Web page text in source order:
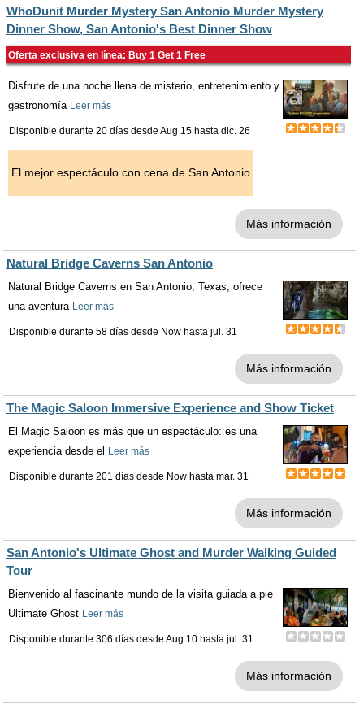
WhoDunit Murder Mystery San Antonio Murder Mystery
Dinner Show, San Antonio's Best Dinner Show
Oferta exclusiva en línea: Buy 1 Get 1 Free
Disfrute de una noche llena de misterio, entretenimiento y
gastronomía Leer más
Disponible durante 20 días desde Aug 15 hasta dic. 26
El mejor espectáculo con cena de San Antonio
Más información
Natural Bridge Caverns San Antonio
Natural Bridge Caverns en San Antonio, Texas, ofrece
una aventura Leer más
Disponible durante 58 días desde Now hasta jul. 31
Más información
The Magic Saloon Immersive Experience and Show Ticket
El Magic Saloon es más que un espectáculo: es una
experiencia desde el
Leer más
Disponible durante 201 días desde Now hasta mar. 31
Más información
San Antonio's Ultimate Ghost and Murder Walking Guided
Tour
Bienvenido al fascinante mundo de la visita guiada a pie
Ultimate Ghost Leer más
Disponible durante 306 días desde Aug 10 hasta jul. 31
Más información